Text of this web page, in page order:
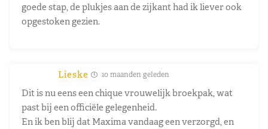
goede stap, de plukjes aan de zijkant had ik liever ook
opgestoken gezien.
Lieske 10 maanden geleden
Dit is nu eens een chique vrouwelijk broekpak, wat
past bij een officiële gelegenheid.
En ik ben blij dat Maxima vandaag een verzorgd, en